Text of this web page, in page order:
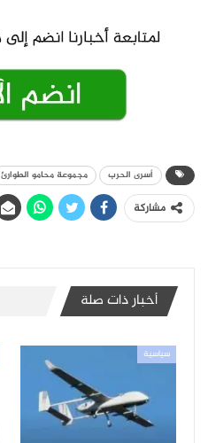
أسرى الحرب مجموعة محامو الطوارئ
مشاركة
أخبار ذات صلة
سياسية